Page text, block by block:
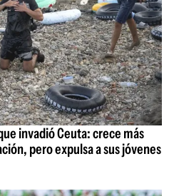
invadió Ceuta: crece más
pero expulsa a sus jóvenes